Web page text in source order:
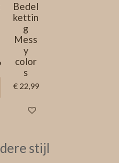
Bedel
kettin
g
Mess
y
color
s
€ 22,99
In winkelwagen
stijl